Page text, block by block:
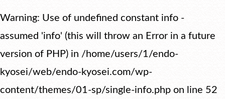
Warning: Use of undefined constant info -
assumed 'info' (this will throw an Error in a future
version of PHP) in /home/users/1/endo-
kyosei/web/endo-kyosei.com/wp-
content/themes/01-sp/single-info.php on line 52